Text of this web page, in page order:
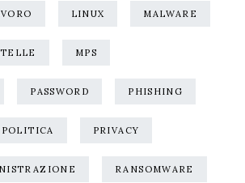
LINUX MALWARE
MPS
PASSWORD PHISHING
POLITICA PRIVACY
RANSOMWARE